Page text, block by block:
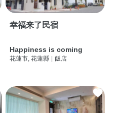
幸福来了民宿
Happiness is coming
花蓮市, 花蓮縣 飯店